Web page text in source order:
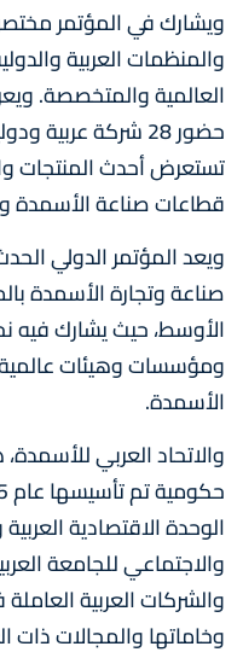
ويشارك في المؤتمر
والمنظمات العربية
العالمية والمتخصصة.
حضور 28 شركة
تستعرض أحدث المنتجات
قطاعات صناعة الأسمدة
ويعد المؤتمر الدولي
صناعة وتجارة الأسمدة
ومؤسسات وهيئات
الأسمدة.
والاتحاد العربي
الوحدة الاقتصادية
والاجتماعي للجامعة
والشركات العربية
وخاماتها والمجالات ذات